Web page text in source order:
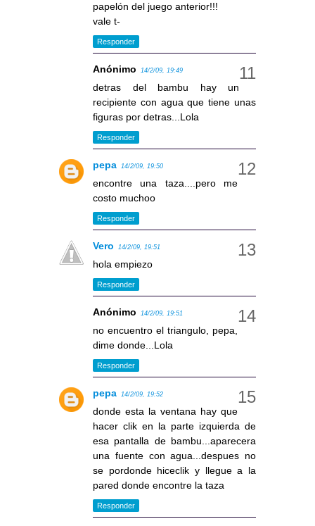
papelón del juego anterior!!!
vale t-
Responder
Anónimo 14/2/09, 19:49
detras del bambu hay un
recipiente con agua que tiene unas
figuras por detras...Lola
Responder
pepa 14/2/09, 19:50
encontre una taza....pero me
costo muchoo
Responder
Vero 14/2/09, 19:51
hola empiezo
Responder
Anónimo 14/2/09, 19:51
no encuentro el triangulo, pepa,
dime donde...Lola
Responder
pepa 14/2/09, 19:52
donde esta la ventana hay que
hacer clik en la parte izquierda de
esa pantalla de bambu...aparecera
una fuente con agua...despues no
se pordonde hiceclik y llegue a la
pared donde encontre la taza
Responder